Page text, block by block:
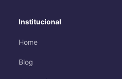
Institucional
Home
Blog